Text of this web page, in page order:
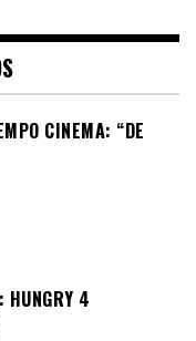
CINEMA: “DE
HUNGRY 4